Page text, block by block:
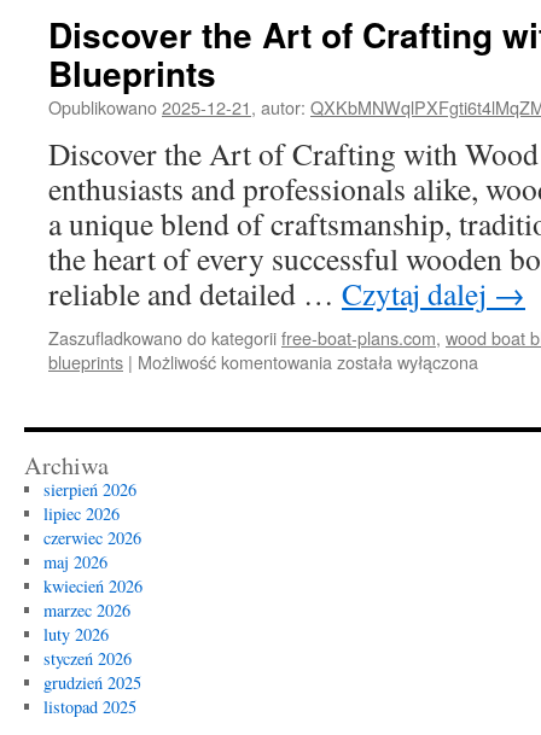
Wood
Build
Dream
Vessel
Discover the Art of Crafting
Blueprints
Opublikowano2025-12-21, autor:
Discover the Art of Crafting with
enthusiasts and professionals alike,
a unique blend of craftsmanship,
the heart of every successful wooden
reliable and detailed … Czytaj dalej →
Zaszufladkowano do kategoriifree-boat-plans.com, wood boat
blueprints | Możliwość komentowania Discover
of
została wyłączona
Archiwa
sierpień 2026
lipiec 2026
czerwiec 2026
maj 2026
kwiecień 2026
marzec 2026
luty 2026
styczeń 2026
grudzień 2025
listopad 2025